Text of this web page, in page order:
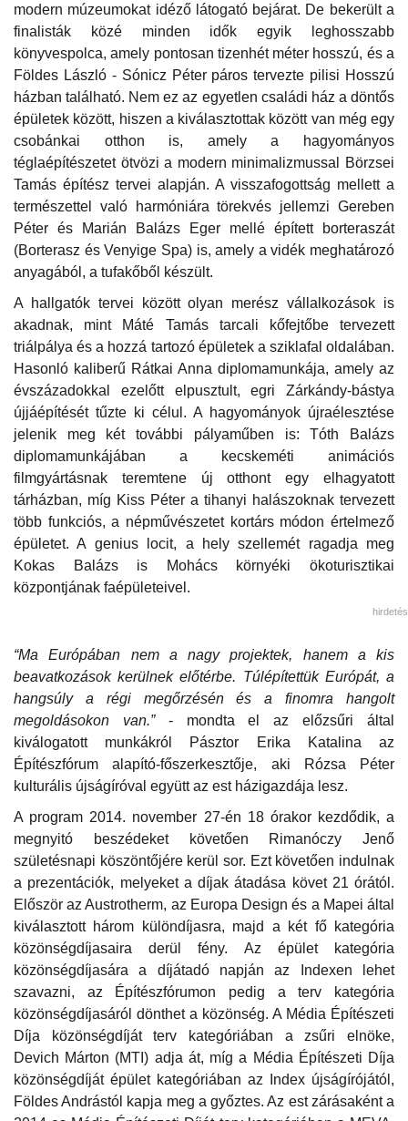
modern múzeumokat idéző látogató bejárat. De bekerült a
finalisták közé minden idők egyik leghosszabb
könyvespolca, amely pontosan tizenhét méter hosszú, és a
Földes László - Sónicz Péter páros tervezte pilisi Hosszú
házban található. Nem ez az egyetlen családi ház a döntős
épületek között, hiszen a kiválasztottak között van még egy
csobánkai otthon is, amely a hagyományos
téglaépítészetet ötvözi a modern minimalizmussal Börzsei
Tamás építész tervei alapján. A visszafogottság mellett a
természettel való harmóniára törekvés jellemzi Gereben
Péter és Marián Balázs Eger mellé épített borteraszát
(Borterasz és Venyige Spa) is, amely a vidék meghatározó
anyagából, a tufakőből készült.
A hallgatók tervei között olyan merész vállalkozások is
akadnak, mint Máté Tamás tarcali kőfejtőbe tervezett
triálpálya és a hozzá tartozó épületek a sziklafal oldalában.
Hasonló kaliberű Rátkai Anna diplomamunkája, amely az
évszázadokkal ezelőtt elpusztult, egri Zárkándy-bástya
újjáépítését tűzte ki célul. A hagyományok újraélesztése
jelenik meg két további pályaműben is: Tóth Balázs
diplomamunkájában a kecskeméti animációs
filmgyártásnak teremtene új otthont egy elhagyatott
tárházban, míg Kiss Péter a tihanyi halászoknak tervezett
több funkciós, a népművészetet kortárs módon értelmező
épületet. A genius locit, a hely szellemét ragadja meg
Kokas Balázs is Mohács környéki ökoturisztikai
központjának faépületeivel.
hirdetés
“Ma Európában nem a nagy projektek, hanem a kis
beavatkozások kerülnek előtérbe. Túlépítettük Európát, a
hangsúly a régi megőrzésén és a finomra hangolt
megoldásokon van.”- mondta el az előzsűri által
kiválogatott munkákról Pásztor Erika Katalina az
Építészfórum alapító-főszerkesztője, aki Rózsa Péter
kulturális újságíróval együtt az est házigazdája lesz.
A program 2014. november 27-én 18 órakor kezdődik, a
megnyitó beszédeket követően Rimanóczy Jenő
születésnapi köszöntőjére kerül sor. Ezt követően indulnak
a prezentációk, melyeket a díjak átadása követ 21 órától.
Először az Austrotherm, az Europa Design és a Mapei által
kiválasztott három különdíjasra, majd a két fő kategória
közönségdíjasaira derül fény. Az épület kategória
közönségdíjasára a díjátadó napján az Indexen lehet
szavazni, az Építészfórumon pedig a terv kategória
közönségdíjasáról dönthet a közönség. A Média Építészeti
Díja közönségdíját terv kategóriában a zsűri elnöke,
Devich Márton (MTI) adja át, míg a Média Építészeti Díja
közönségdíját épület kategóriában az Index újságírójától,
Földes Andrástól kapja meg a győztes. Az est zárásaként a